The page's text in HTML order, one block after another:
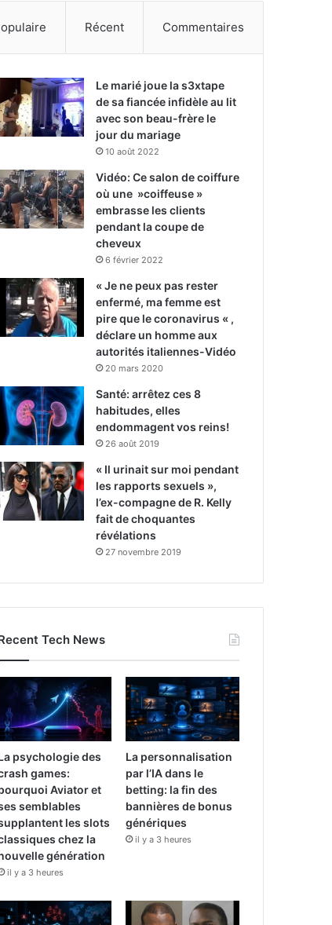
Récent Commentaires
Le marié joue la s3xtape
de sa fiancée infidèle au lit
avec son beau-frère le
jour du mariage
10 août 2022
Vidéo: Ce salon de coiffure
où une »coiffeuse »
embrasse les clients
pendant la coupe de
cheveux
6 février 2022
« Je ne peux pas rester
enfermé, ma femme est
pire que le coronavirus « ,
déclare un homme aux
autorités italiennes-Vidéo
20 mars 2020
Santé: arrêtez ces 8
habitudes, elles
endommagent vos reins!
26 août 2019
« Il urinait sur moi pendant
les rapports sexuels »,
l’ex-compagne de R. Kelly
fait de choquantes
révélations
27 novembre 2019
Tech News
psychologie des
games:
Aviator et
semblables
les slots
chez la
génération
il y a 3 heures
La personnalisation
par l’IA dans le
betting: la fin des
bannières de bonus
génériques
il y a 3 heures